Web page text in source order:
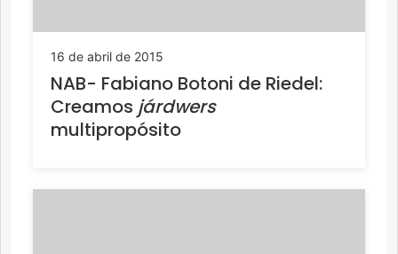
16 de abril de 2015
NAB- Fabiano Botoni de Riedel:
Creamos járdwers
multipropósito